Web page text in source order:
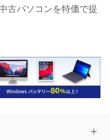
古パソコンを特価で提